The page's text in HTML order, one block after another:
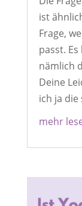
ist
Frage,
passt.
nämlich
Deine
ich ja
mehr